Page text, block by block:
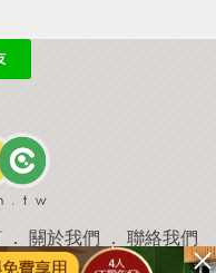
． 關於我們 ． 聯絡我們
．推薦景點． APP下載